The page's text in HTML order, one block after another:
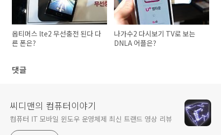
옵티머스 lte2 무선충전 된다 다
른 폰은?
나가수2 다시보기 TV로 보는
DNLA 어플은?
댓글
씨디맨의 컴퓨터이야기
컴퓨터 IT 모바일 윈도우 운영체제 최신 트랜드 영상 리뷰